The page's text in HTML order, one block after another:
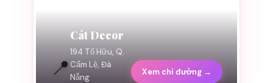
📍
Cát Decor
194 Tố Hữu, Q.
Cẩm Lệ, Đà
Nẵng
Xem chỉ đường →